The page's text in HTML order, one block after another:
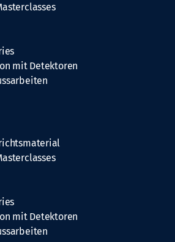
mit Detektoren
mit Detektoren